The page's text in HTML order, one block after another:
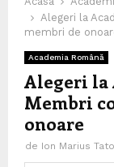
Alegeri la
membri de
Academia Română
Alegeri la
Membri
onoare
de Ion Marius